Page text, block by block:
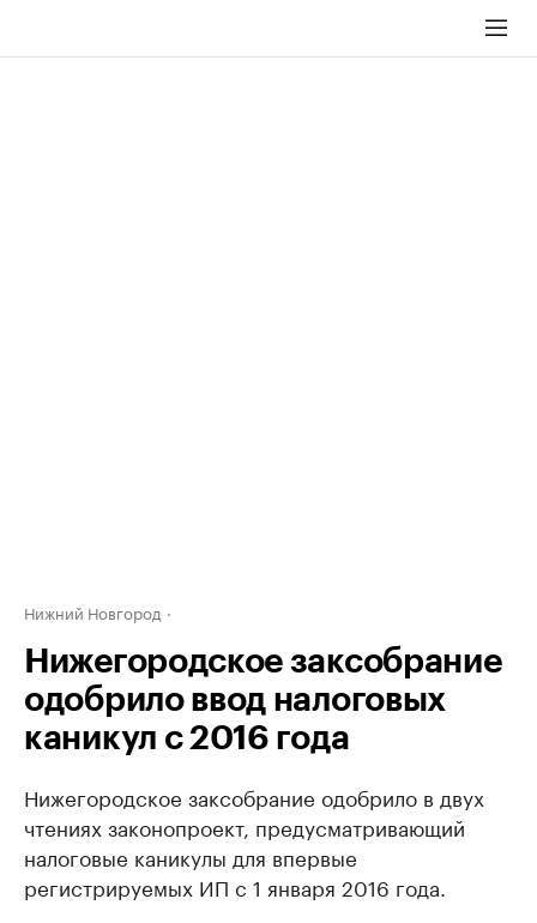
Нижний Новгород
Нижегородское заксобрание
одобрило ввод налоговых
каникул с 2016 года
Нижегородское заксобрание одобрило в двух
чтениях законопроект, предусматривающий
налоговые каникулы для впервые
регистрируемых ИП с 1 января 2016 года.